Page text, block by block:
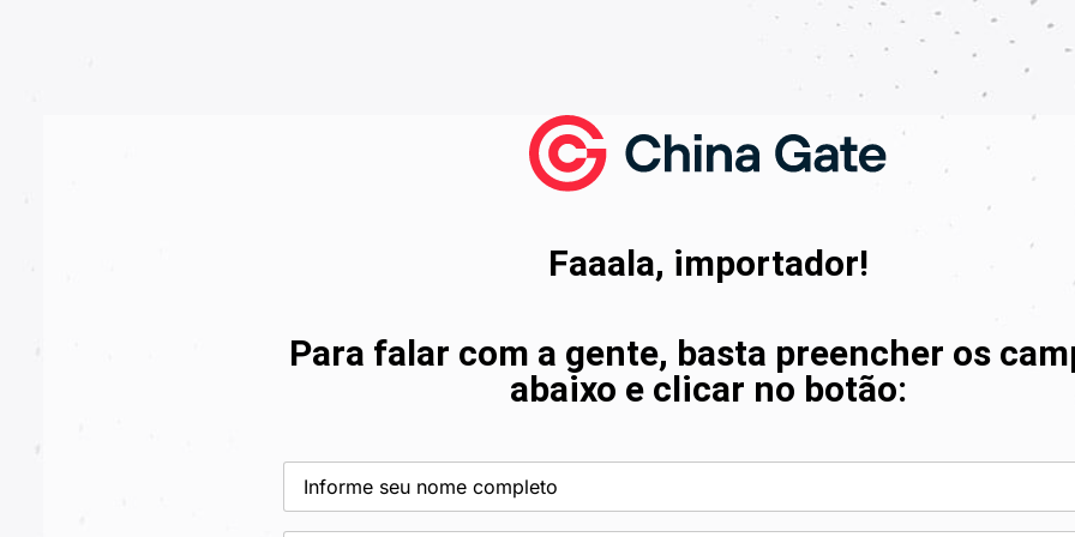
Faaala, importador!
Para falar com a gente, basta preencher os
abaixo e clicar no botão:
Nome
completo(obrigatório)